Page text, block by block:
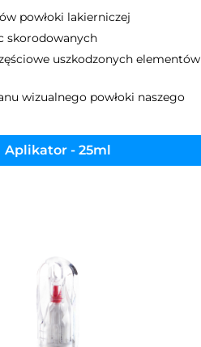
powłoki lakierniczej
skorodowanych
uszkodzonych elementów
wizualnego powłoki naszego
Aplikator - 25ml